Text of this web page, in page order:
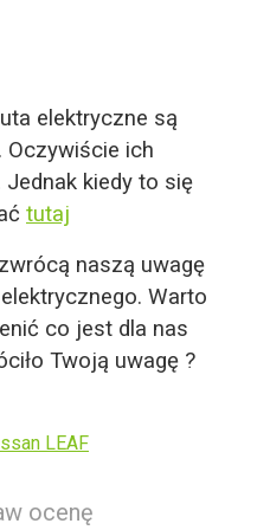
elektryczne są
Oczywiście ich
kiedy to się
tutaj
naszą uwagę
Warto
co jest dla nas
Twoją uwagę ?
LEAF
ocenę